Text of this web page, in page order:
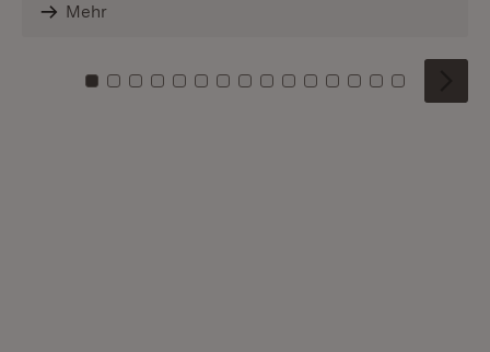
Mehr
Zu Kachel: 0
Zu Kachel: 1
Zu Kachel: 2
Zu Kachel: 3
Zu Kachel: 4
Zu Kachel: 5
Zu Kachel: 6
Zu Kachel: 7
Zu Kachel: 8
Zu Kachel: 9
Zu Kachel: 10
Zu Kachel: 11
Zu Kachel: 12
Zu Kachel:
Zu